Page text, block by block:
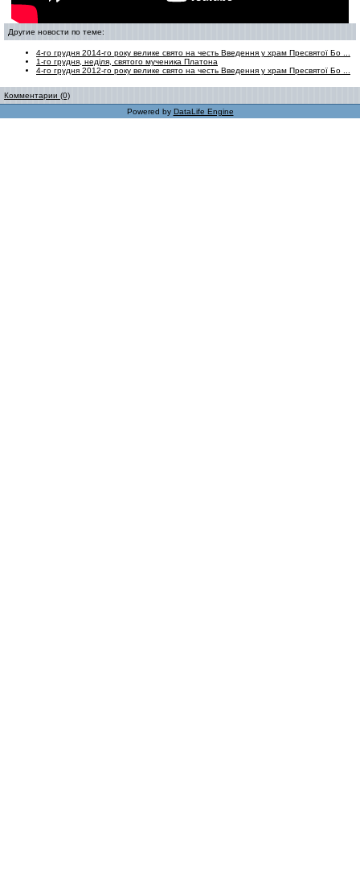
Другие новости по теме:
4-го грудня 2014-го року велике свято на честь Введення у храм Пресвятої Бо ...
1-го грудня, неділя, святого мученика Платона
4-го грудня 2012-го року велике свято на честь Введення у храм Пресвятої Бо ...
Комментарии (0)
Powered by DataLife Engine